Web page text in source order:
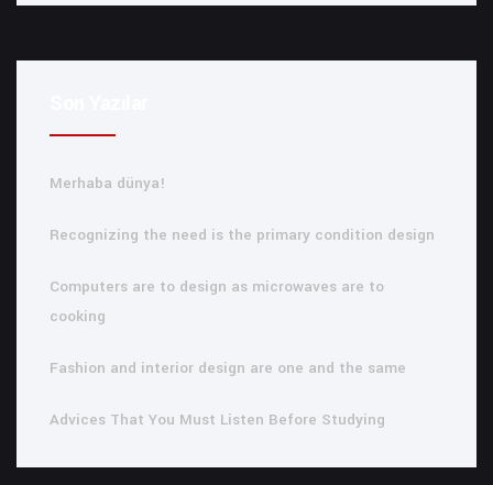
Merhaba dünya!
Recognizing the need is the primary condition design
Computers are to design as microwaves are to
cooking
Fashion and interior design are one and the same
Advices That You Must Listen Before Studying